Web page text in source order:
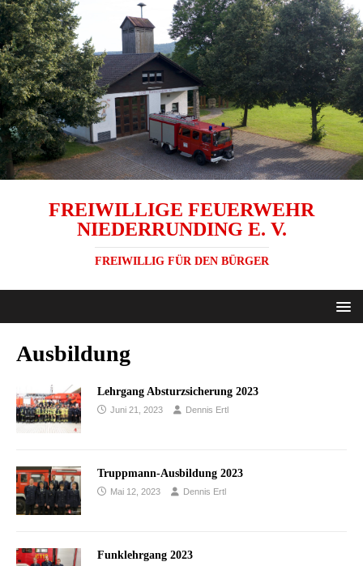
FREIWILLIGE FEUERWEHR
NIEDERRUNDING E. V.
FREIWILLIG FÜR DEN BÜRGER
Ausbildung
Lehrgang Absturzsicherung 2023
Juni 21, 2023 Dennis Ertl
Truppmann-Ausbildung 2023
Mai 12, 2023 Dennis Ertl
Funklehrgang 2023